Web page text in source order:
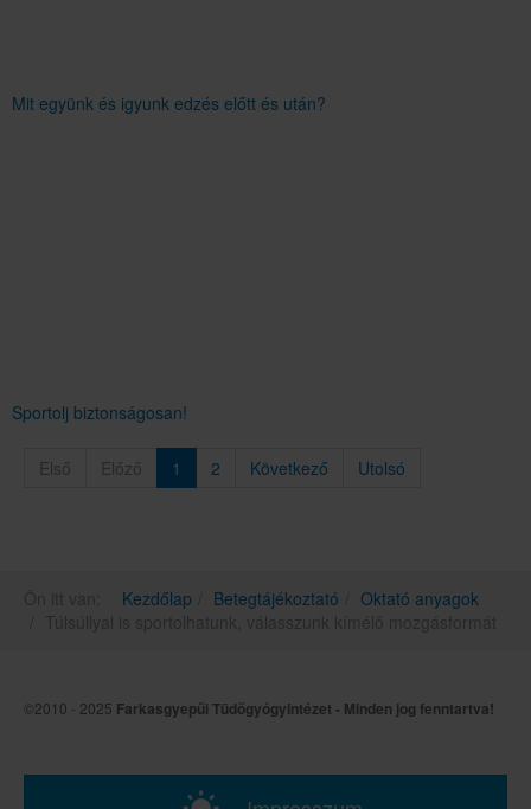
Mit együnk és igyunk edzés előtt és után?
Sportolj biztonságosan!
Első Előző 1 2 Következő Utolsó
Kezdőlap Betegtájékoztató
Oktató anyagok
©2010 - 2025 Farkasgyepűi Tüdőgyógyintézet - Minden jog fenntartva!